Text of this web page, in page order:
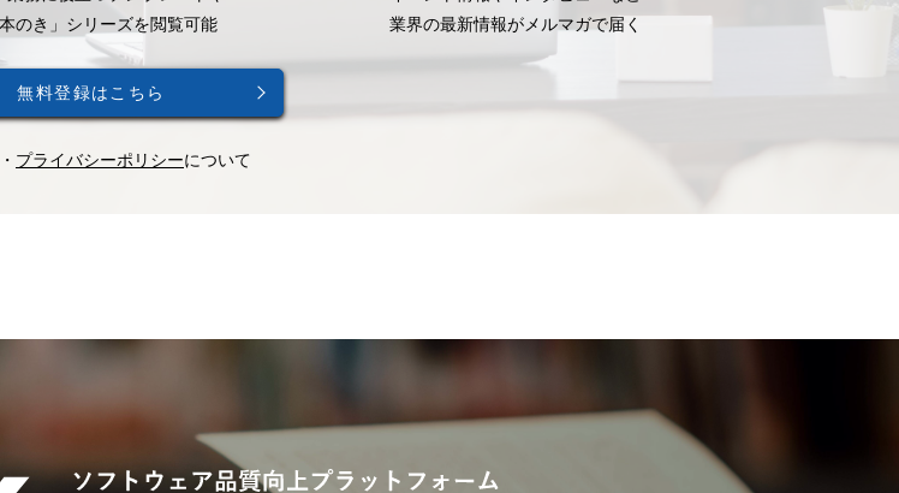
本のき」シリーズを閲覧可能
業界の最新情報がメルマガで届く
無料登録はこちら
・ プライバシーポリシーについて